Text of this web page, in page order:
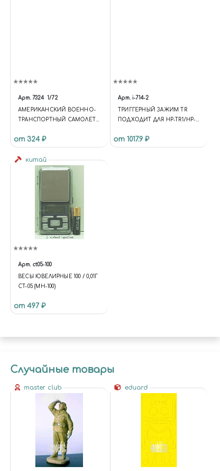
Арт. 7324 1/72
АМЕРИКАНСКИЙ ВОЕННО-
ТРАНСПОРТНЫЙ САМОЛЕТ
от 324 ₽
Арт. i-714-2
ТРИГГЕРНЫЙ ЗАЖИМ TR
ПОДХОДИТ ДЛЯ HP-TR1/HP-
TR TRIGGER CLIP IS SUITABLE
FOR HP-TR1/HP-TR2
от 1017.9 ₽
китай
Арт. ct05-100
ВЕСЫ ЮВЕЛИРНЫЕ 100 / 0,01Г
CT-05 (MH-100)
от 497 ₽
Случайные товары
master club eduard